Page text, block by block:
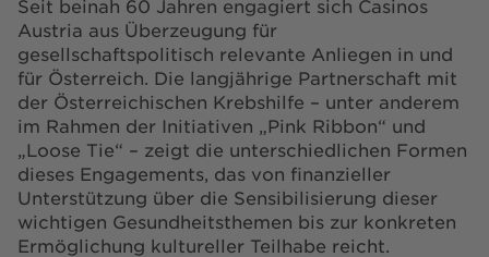
Seit beinah 60 Jahren engagiert sich Casinos
Austria aus Überzeugung für
gesellschaftspolitisch relevante Anliegen in und
für Österreich. Die langjährige Partnerschaft mit
der Österreichischen Krebshilfe – unter anderem
im Rahmen der Initiativen „Pink Ribbon“ und
„Loose Tie“ – zeigt die unterschiedlichen Formen
dieses Engagements, das von finanzieller
Unterstützung über die Sensibilisierung dieser
wichtigen Gesundheitsthemen bis zur konkreten
Ermöglichung kultureller Teilhabe reicht.